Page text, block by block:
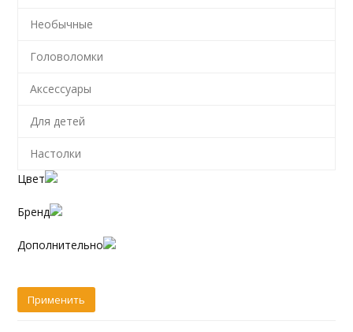
Необычные
Головоломки
Аксессуары
Для детей
Настолки
Цвет
Бренд
Дополнительно